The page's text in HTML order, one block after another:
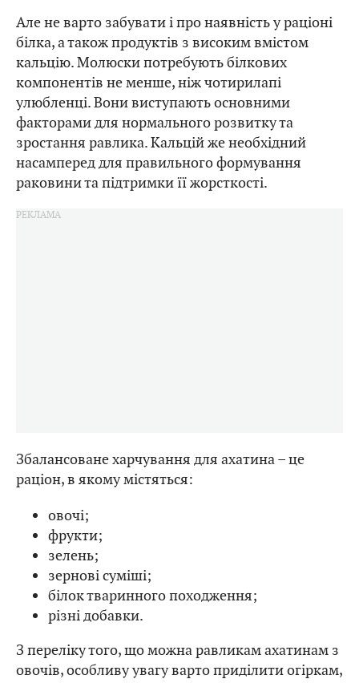
Але не варто забувати і про наявність у раціоні
білка, а також продуктів з високим вмістом
кальцію. Молюски потребують білкових
компонентів не менше, ніж чотирилапі
улюбленці. Вони виступають основними
факторами для нормального розвитку та
зростання равлика. Кальцій же необхідний
насамперед для правильного формування
раковини та підтримки її жорсткості.
Збалансоване харчування для ахатина – це
раціон, в якому містяться:
овочі;
фрукти;
зелень;
зернові суміші;
білок тваринного походження;
різні добавки.
З переліку того, що можна равликам ахатинам з
овочів, особливу увагу варто приділити огіркам,